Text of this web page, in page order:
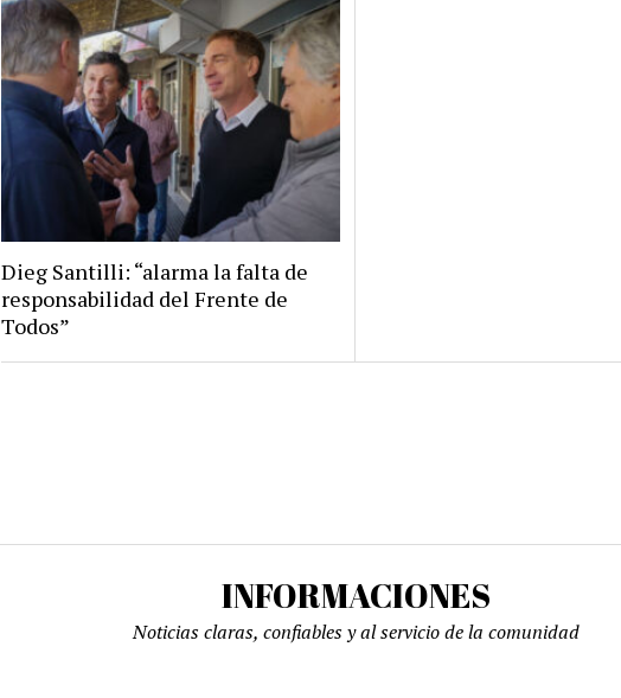
Dieg Santilli: “alarma la falta de
responsabilidad del Frente de
Todos”
INFORMACIONES
Noticias claras, confiables y al servicio de la comunidad